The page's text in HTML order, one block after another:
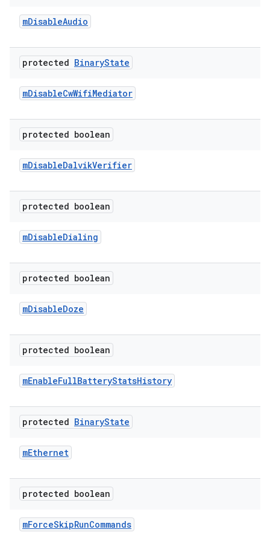
mDisableAudio
protected BinaryState
mDisableCwWifiMediator
protected boolean
mDisableDalvikVerifier
protected boolean
mDisableDialing
protected boolean
mDisableDoze
protected boolean
mEnableFullBatteryStatsHistory
protected BinaryState
mEthernet
protected boolean
mForceSkipRunCommands